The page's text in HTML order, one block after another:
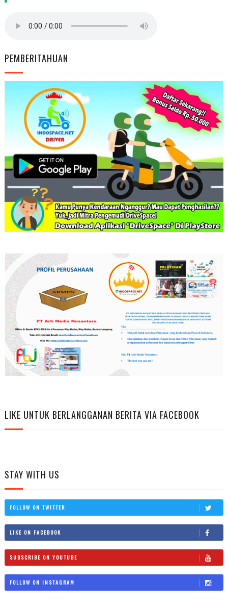
PEMBERITAHUAN
LIKE UNTUK BERLANGGANAN BERITA VIA FACEBOOK
STAY WITH US
FOLLOW ON TWITTER
LIKE ON FACEBOOK
SUBSCRIBE ON YOUTUBE
FOLLOW ON INSTAGRAM